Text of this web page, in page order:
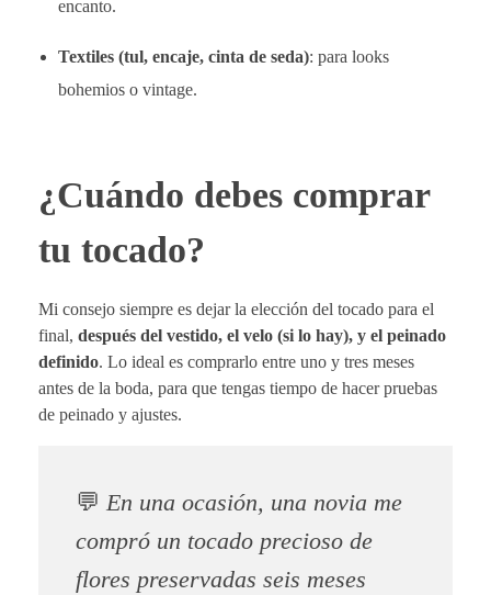
encanto.
Textiles (tul, encaje, cinta de seda): para looks
bohemios o vintage.
¿Cuándo debes comprar
tu tocado?
Mi consejo siempre es dejar la elección del tocado para el
final, después del vestido, el velo (si lo hay), y el peinado
definido. Lo ideal es comprarlo entre uno y tres meses
antes de la boda, para que tengas tiempo de hacer pruebas
de peinado y ajustes.
💬 En una ocasión, una novia me
compró un tocado precioso de
flores preservadas seis meses